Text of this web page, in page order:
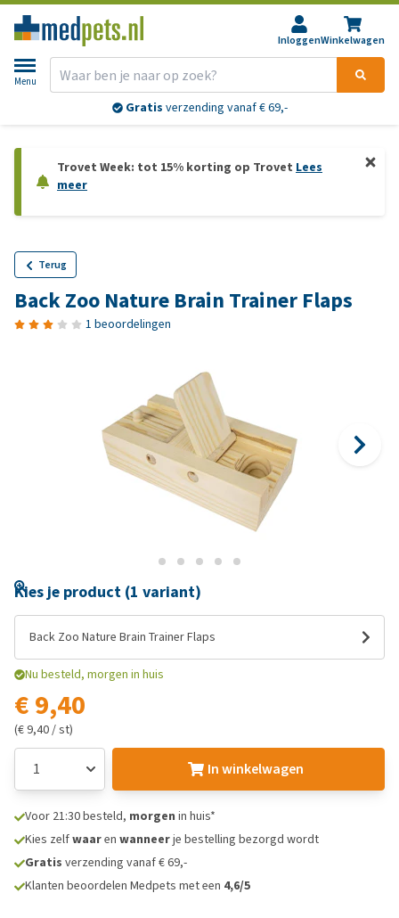
InloggenWinkelwagen
Menu
Gratis verzending vanaf € 69,-
Trovet Week: tot 15% korting op Trovet Lees
meer
Terug
Back Zoo Nature Brain Trainer Flaps
1 beoordelingen
Kies je product (1 variant)
Back Zoo Nature Brain Trainer Flaps
Nu besteld, morgen in huis
€ 9,40
(€ 9,40 / st)
In winkelwagen
Voor 21:30 besteld, morgen in huis*
Kies zelfwaaren wanneerje bestelling bezorgd wordt
Gratis verzending vanaf € 69,-
Klanten beoordelen Medpets met een 4,6/5